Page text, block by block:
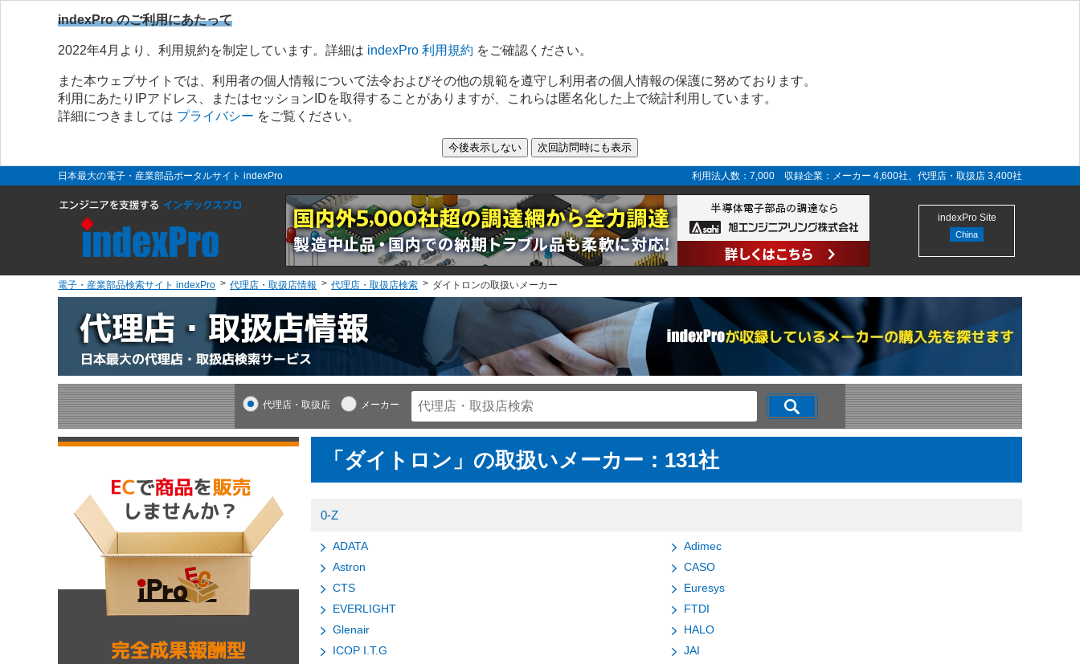
indexPro のご利用にあたって
2022年4月より、利用規約を制定しています。詳細は indexPro 利用規約 をご確認ください。
また本ウェブサイトでは、利用者の個人情報について法令およびその他の規範を遵守し利用者の個人情報の保護に努めております。
利用にあたりIPアドレス、またはセッションIDを取得することがありますが、これらは匿名化した上で統計利用しています。
詳細につきましては プライバシー をご覧ください。
日本最大の電子・産業部品ポータルサイト indexPro 利用法人数：7,000 収録企業：メーカー 4,600社、代理店・取扱店 3,400社
indexPro Site
China
電子・産業部品検索サイト indexPro 代理店・取扱店情報 代理店・取扱店検索 ダイトロンの取扱いメーカー
代理店・取扱店 メーカー
「ダイトロン」の取扱いメーカー：131社
0-Z
ADATA
Adimec
Astron
CASO
CTS
Euresys
EVERLIGHT
FTDI
Glenair
HALO
ICOP I.T.G
JAI